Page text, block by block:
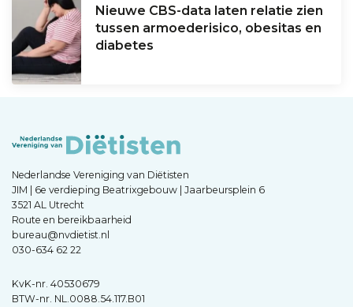
Nieuwe CBS-data laten relatie zien
tussen armoederisico, obesitas en
diabetes
Nederlandse Vereniging van Diëtisten
JIM | 6e verdieping Beatrixgebouw | Jaarbeursplein 6
3521 AL Utrecht
Route en bereikbaarheid
bureau@nvdietist.nl
030-634 62 22
KvK-nr. 40530679
BTW-nr. NL.0088.54.117.B01